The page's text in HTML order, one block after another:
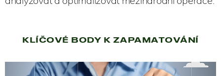
KLÍČOVÉ BODY K ZAPAMATOVÁNÍ